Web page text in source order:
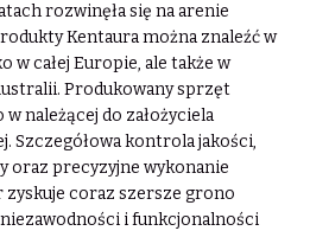
rozwinęła się na arenie
Kentaura można znaleźć w
w całej Europie, ale także w
Produkowany sprzęt
należącej do założyciela
Szczegółowa kontrola jakości,
oraz precyzyjne wykonanie
zyskuje coraz szersze grono
i funkcjonalności